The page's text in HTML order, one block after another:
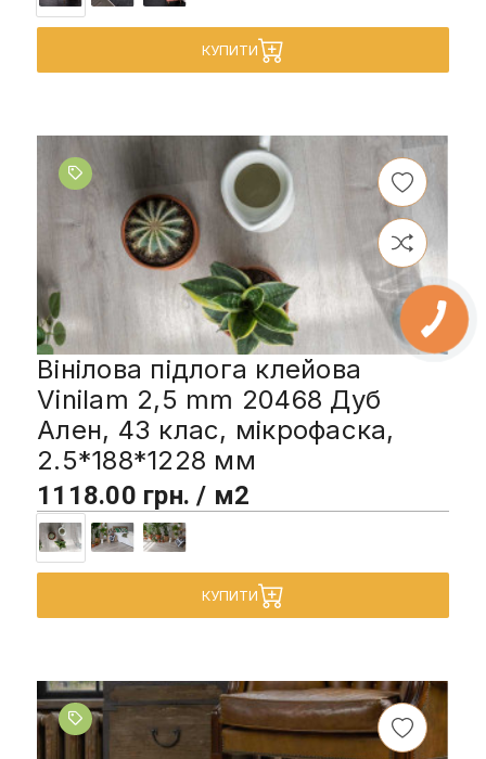
КУПИТИ
Вінілова підлога клейова
Vinilam 2,5 mm 20468 Дуб
Ален, 43 клас, мікрофаска,
2.5*188*1228 мм
1118.00 грн. / м2
КУПИТИ